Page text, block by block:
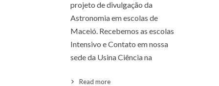
projeto de divulgação da
Astronomia em escolas de
Maceió. Recebemos as escolas
Intensivo e Contato em nossa
sede da Usina Ciência na
Read more